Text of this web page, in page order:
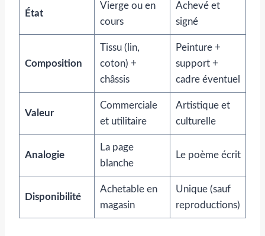
État
Vierge ou en
cours
Achevé et
signé
Composition
Tissu (lin,
coton) +
châssis
Peinture +
support +
cadre éventuel
Valeur
Commerciale
et utilitaire
Artistique et
culturelle
Analogie
La page
blanche
Le poème écrit
Disponibilité
Achetable en
magasin
Unique (sauf
reproductions)